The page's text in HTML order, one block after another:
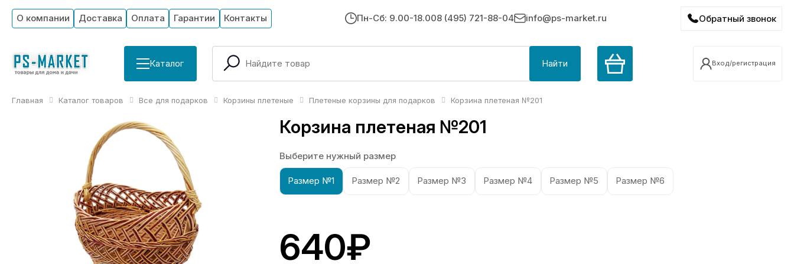
О компании Доставка Оплата Гарантии Контакты Пн-Сб: 9.00-18.008 (495) 721-88-04 info@ps-market.ru Обратный звонок
Каталог Найти Вход/регистрация
Главная Каталог товаров Все для подарков Корзины плетеные Плетеные корзины для подарков Корзина плетеная №201
Корзина плетеная №201
Выберите нужный размер
Размер №1 Размер №2 Размер №3 Размер №4 Размер №5 Размер №6
640₽